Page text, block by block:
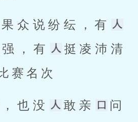
众说纷纭，有
，有
挺凌沛清
赛名次
也没 敢亲 问